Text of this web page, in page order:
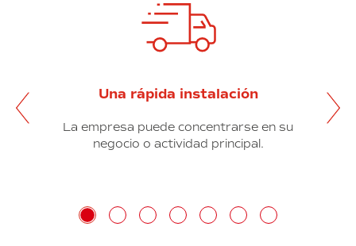
Ir al siguiente contenido
Una rápida instalación
La empresa puede concentrarse en su
negocio o actividad principal.
Ir al anterior contenido